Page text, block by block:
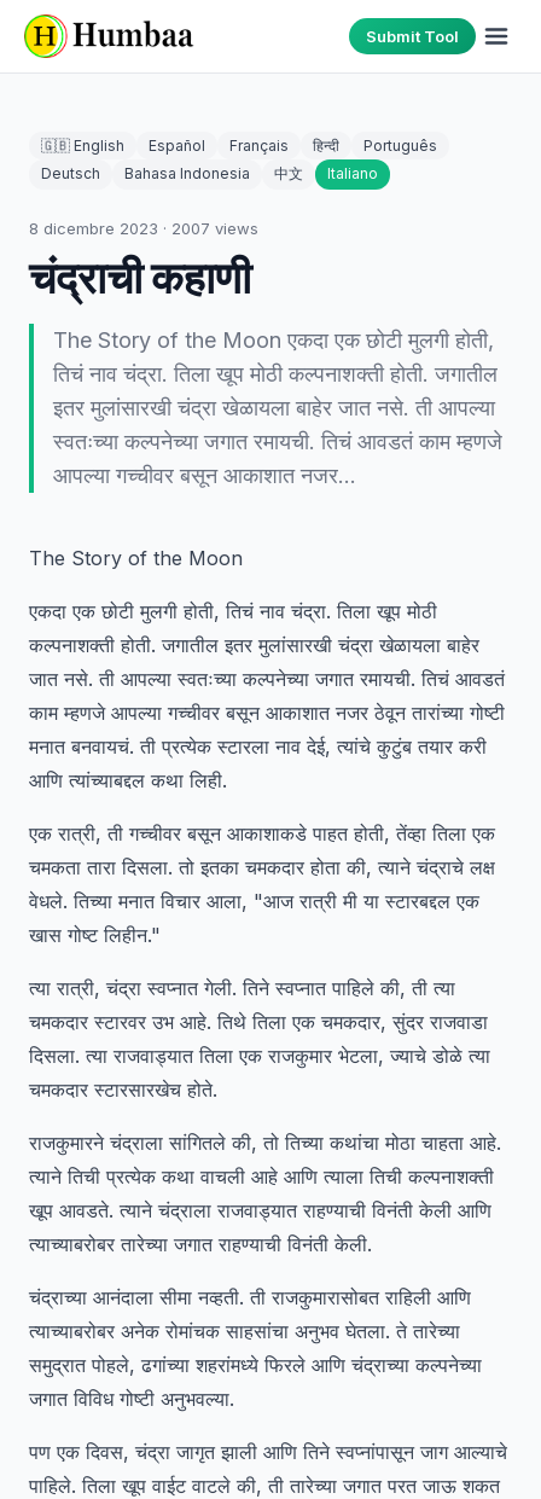
Submit Tool
🇬🇧 English Español Français हिन्दी
Português
Deutsch
Bahasa Indonesia 中文 Italiano
8 dicembre 2023 · 2007 views
चंद्राची कहाणी
The Story of the Moon एकदा एक छोटी मुलगी होती,
तिचं नाव चंद्रा. तिला खूप मोठी कल्पनाशक्ती होती. जगातील
इतर मुलांसारखी चंद्रा खेळायला बाहेर जात नसे. ती आपल्या
स्वतःच्या कल्पनेच्या जगात रमायची. तिचं आवडतं काम म्हणजे
आपल्या गच्चीवर बसून आकाशात नजर…
The Story of the Moon
एकदा एक छोटी मुलगी होती, तिचं नाव चंद्रा. तिला खूप मोठी
कल्पनाशक्ती होती. जगातील इतर मुलांसारखी चंद्रा खेळायला बाहेर
जात नसे. ती आपल्या स्वतःच्या कल्पनेच्या जगात रमायची. तिचं आवडतं
काम म्हणजे आपल्या गच्चीवर बसून आकाशात नजर ठेवून तारांच्या गोष्टी
मनात बनवायचं. ती प्रत्येक स्टारला नाव देई, त्यांचे कुटुंब तयार करी
आणि त्यांच्याबद्दल कथा लिही.
एक रात्री, ती गच्चीवर बसून आकाशाकडे पाहत होती, तेंव्हा तिला एक
चमकता तारा दिसला. तो इतका चमकदार होता की, त्याने चंद्राचे लक्ष
वेधले. तिच्या मनात विचार आला, "आज रात्री मी या स्टारबद्दल एक
खास गोष्ट लिहीन."
त्या रात्री, चंद्रा स्वप्नात गेली. तिने स्वप्नात पाहिले की, ती त्या
चमकदार स्टारवर उभ आहे. तिथे तिला एक चमकदार, सुंदर राजवाडा
दिसला. त्या राजवाड्यात तिला एक राजकुमार भेटला, ज्याचे डोळे त्या
चमकदार स्टारसारखेच होते.
राजकुमारने चंद्राला सांगितले की, तो तिच्या कथांचा मोठा चाहता आहे.
त्याने तिची प्रत्येक कथा वाचली आहे आणि त्याला तिची कल्पनाशक्ती
खूप आवडते. त्याने चंद्राला राजवाड्यात राहण्याची विनंती केली आणि
त्याच्याबरोबर तारेच्या जगात राहण्याची विनंती केली.
चंद्राच्या आनंदाला सीमा नव्हती. ती राजकुमारासोबत राहिली आणि
त्याच्याबरोबर अनेक रोमांचक साहसांचा अनुभव घेतला. ते तारेच्या
समुद्रात पोहले, ढगांच्या शहरांमध्ये फिरले आणि चंद्राच्या कल्पनेच्या
जगात विविध गोष्टी अनुभवल्या.
पण एक दिवस, चंद्रा जागृत झाली आणि तिने स्वप्नांपासून जाग आल्याचे
पाहिले. तिला खूप वाईट वाटले की, ती तारेच्या जगात परत जाऊ शकत